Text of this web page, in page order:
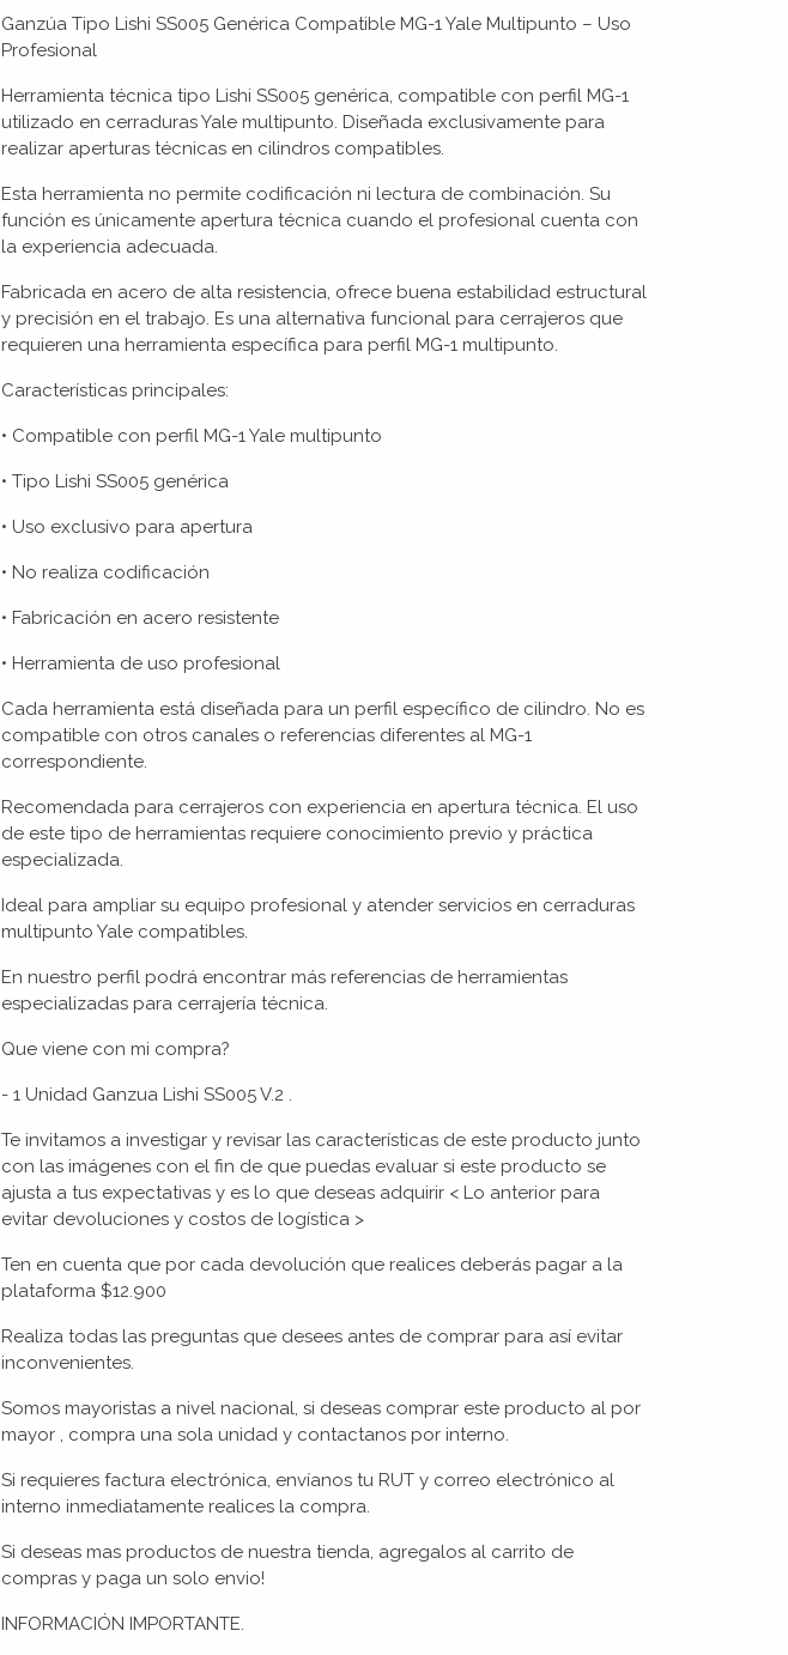
Ganzúa Tipo Lishi SS005 Genérica Compatible MG-1 Yale Multipunto – Uso
Profesional
Herramienta técnica tipo Lishi SS005 genérica, compatible con perfil MG-1
utilizado en cerraduras Yale multipunto. Diseñada exclusivamente para
realizar aperturas técnicas en cilindros compatibles.
Esta herramienta no permite codificación ni lectura de combinación. Su
función es únicamente apertura técnica cuando el profesional cuenta con
la experiencia adecuada.
Fabricada en acero de alta resistencia, ofrece buena estabilidad estructural
y precisión en el trabajo. Es una alternativa funcional para cerrajeros que
requieren una herramienta específica para perfil MG-1 multipunto.
Características principales:
• Compatible con perfil MG-1 Yale multipunto
• Tipo Lishi SS005 genérica
• Uso exclusivo para apertura
• No realiza codificación
• Fabricación en acero resistente
• Herramienta de uso profesional
Cada herramienta está diseñada para un perfil específico de cilindro. No es
compatible con otros canales o referencias diferentes al MG-1
correspondiente.
Recomendada para cerrajeros con experiencia en apertura técnica. El uso
de este tipo de herramientas requiere conocimiento previo y práctica
especializada.
Ideal para ampliar su equipo profesional y atender servicios en cerraduras
multipunto Yale compatibles.
En nuestro perfil podrá encontrar más referencias de herramientas
especializadas para cerrajería técnica.
Que viene con mi compra?
- 1 Unidad Ganzua Lishi SS005 V.2 .
Te invitamos a investigar y revisar las características de este producto junto
con las imágenes con el fin de que puedas evaluar si este producto se
ajusta a tus expectativas y es lo que deseas adquirir < Lo anterior para
evitar devoluciones y costos de logística >
Ten en cuenta que por cada devolución que realices deberás pagar a la
plataforma $12.900
Realiza todas las preguntas que desees antes de comprar para así evitar
inconvenientes.
Somos mayoristas a nivel nacional, si deseas comprar este producto al por
mayor , compra una sola unidad y contactanos por interno.
Si requieres factura electrónica, envíanos tu RUT y correo electrónico al
interno inmediatamente realices la compra.
Si deseas mas productos de nuestra tienda, agregalos al carrito de
compras y paga un solo envio!
INFORMACIÓN IMPORTANTE.